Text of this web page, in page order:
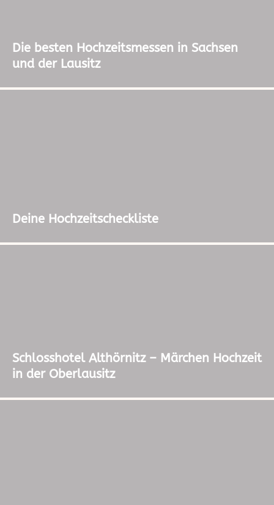
Die besten Hochzeitsmessen in Sachsen
und der Lausitz
Deine Hochzeitscheckliste
Schlosshotel Althörnitz – Märchen Hochzeit
in der Oberlausitz